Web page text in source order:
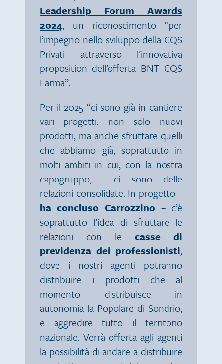
Leadership Forum Awards
2024, un riconoscimento “per
l’impegno nello sviluppo della CQS
Privati attraverso l’innovativa
proposition dell’offerta BNT CQS
Farma”.
Per il 2025 “ci sono già in cantiere
vari progetti: non solo nuovi
prodotti, ma anche sfruttare quelli
che abbiamo già, soprattutto in
molti ambiti in cui, con la nostra
capogruppo, ci sono delle
relazioni consolidate. In progetto –
ha concluso Carrozzino – c’è
soprattutto l’idea di sfruttare le
relazioni con le casse di
previdenza dei professionisti,
dove i nostri agenti potranno
distribuire i prodotti che al
momento distribuisce in
autonomia la Popolare di Sondrio,
e aggredire tutto il territorio
nazionale. Verrà offerta agli agenti
la possibilità di andare a distribuire